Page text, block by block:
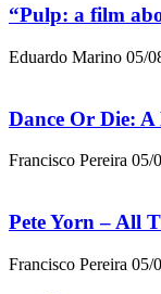
“Pulp: a film
Eduardo Marino 05/
Dance Or Die:
Francisco Pereira 05/
Pete Yorn – All
Francisco Pereira 05/